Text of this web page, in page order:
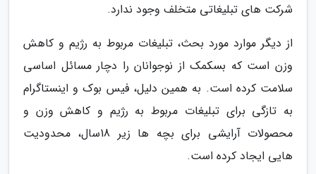
شرکت های تبلیغاتی متخلف وجود ندارد.
از دیگر موارد مورد بحث، تبلیغات مربوط به رژیم و کاهش
وزن است که بسکمک از نوجوانان را دچار مسائل اساسی
سلامت کرده است. به همین دلیل، فیس بوک و اینستاگرام
به تازگی برای تبلیغات مربوط به رژیم و کاهش وزن و
محصولات آرایشی برای بچه ها زیر 18سال، محدودیت
هایی ایجاد کرده است.